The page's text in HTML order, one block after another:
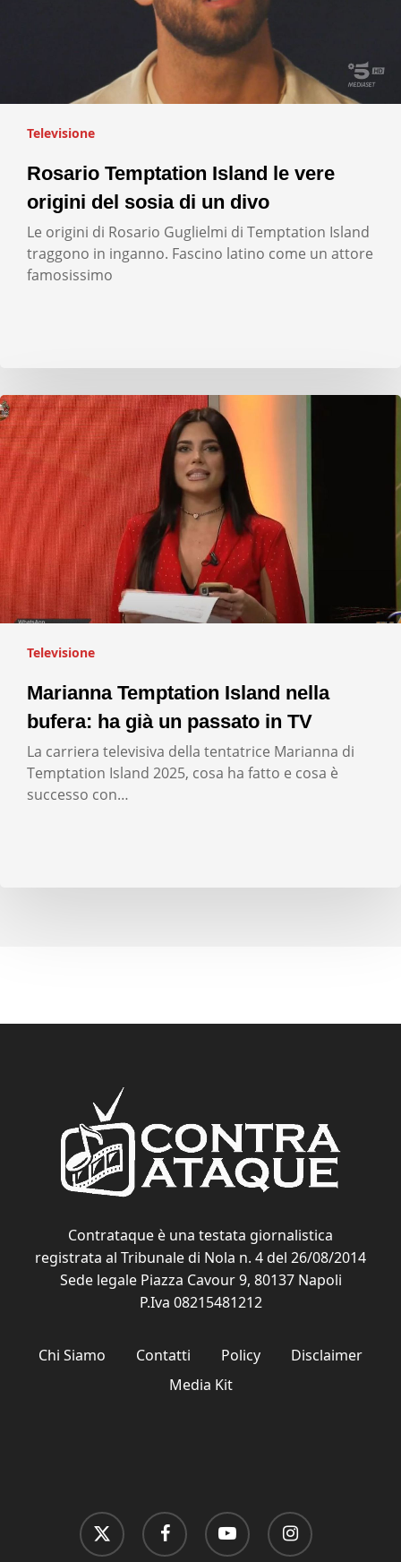
Televisione
Rosario Temptation Island le vere
origini del sosia di un divo
Le origini di Rosario Guglielmi di Temptation Island
traggono in inganno. Fascino latino come un attore
famosissimo
Televisione
Marianna Temptation Island nella
bufera: ha già un passato in TV
La carriera televisiva della tentatrice Marianna di
Temptation Island 2025, cosa ha fatto e cosa è
successo con…
Contrataque è una testata giornalistica
registrata al Tribunale di Nola n. 4 del 26/08/2014
Sede legale Piazza Cavour 9, 80137 Napoli
P.Iva 08215481212
Chi Siamo Contatti Policy
Disclaimer
Media Kit
x-
twitter
facebook youtube instagram